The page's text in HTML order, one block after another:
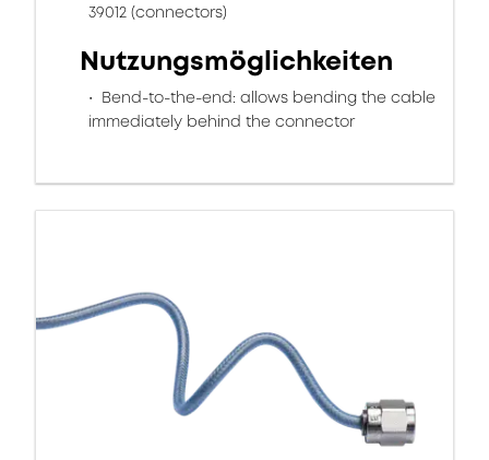
39012 (connectors)
Nutzungsmöglichkeiten
Bend-to-the-end: allows bending the cable
immediately behind the connector